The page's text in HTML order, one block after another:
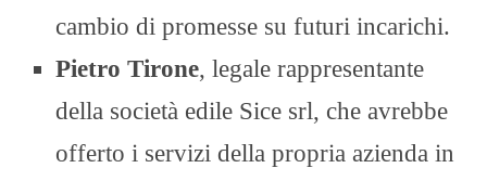
cambio di promesse su futuri incarichi.
Pietro Tirone, legale rappresentante
della società edile Sice srl, che avrebbe
offerto i servizi della propria azienda in